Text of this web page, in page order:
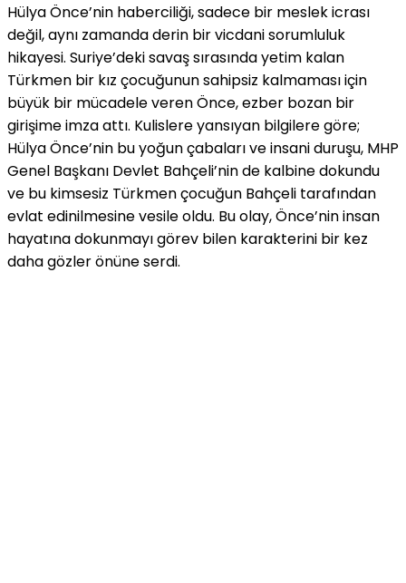
​Hülya Önce’nin haberciliği, sadece bir meslek icrası
değil, aynı zamanda derin bir vicdani sorumluluk
hikayesi. Suriye’deki savaş sırasında yetim kalan
Türkmen bir kız çocuğunun sahipsiz kalmaması için
büyük bir mücadele veren Önce, ezber bozan bir
girişime imza attı. Kulislere yansıyan bilgilere göre;
Hülya Önce’nin bu yoğun çabaları ve insani duruşu, MHP
Genel Başkanı Devlet Bahçeli’nin de kalbine dokundu
ve bu kimsesiz Türkmen çocuğun Bahçeli tarafından
evlat edinilmesine vesile oldu. Bu olay, Önce’nin insan
hayatına dokunmayı görev bilen karakterini bir kez
daha gözler önüne serdi.